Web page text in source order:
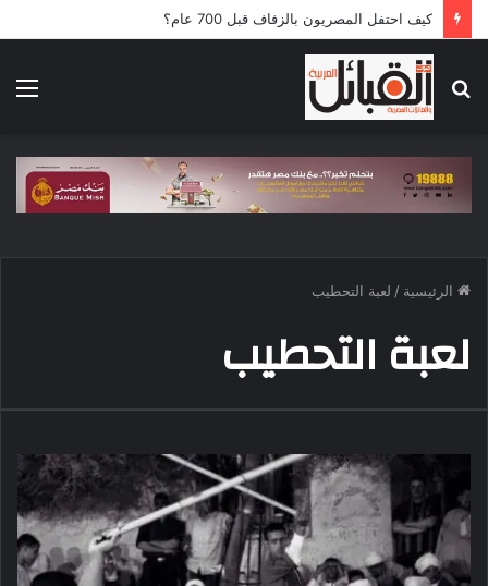
كيف احتفل المصريون بالزفاف قبل 700 عام؟
عن
الرئيسية / لعبة التحطيب
لعبة التحطيب